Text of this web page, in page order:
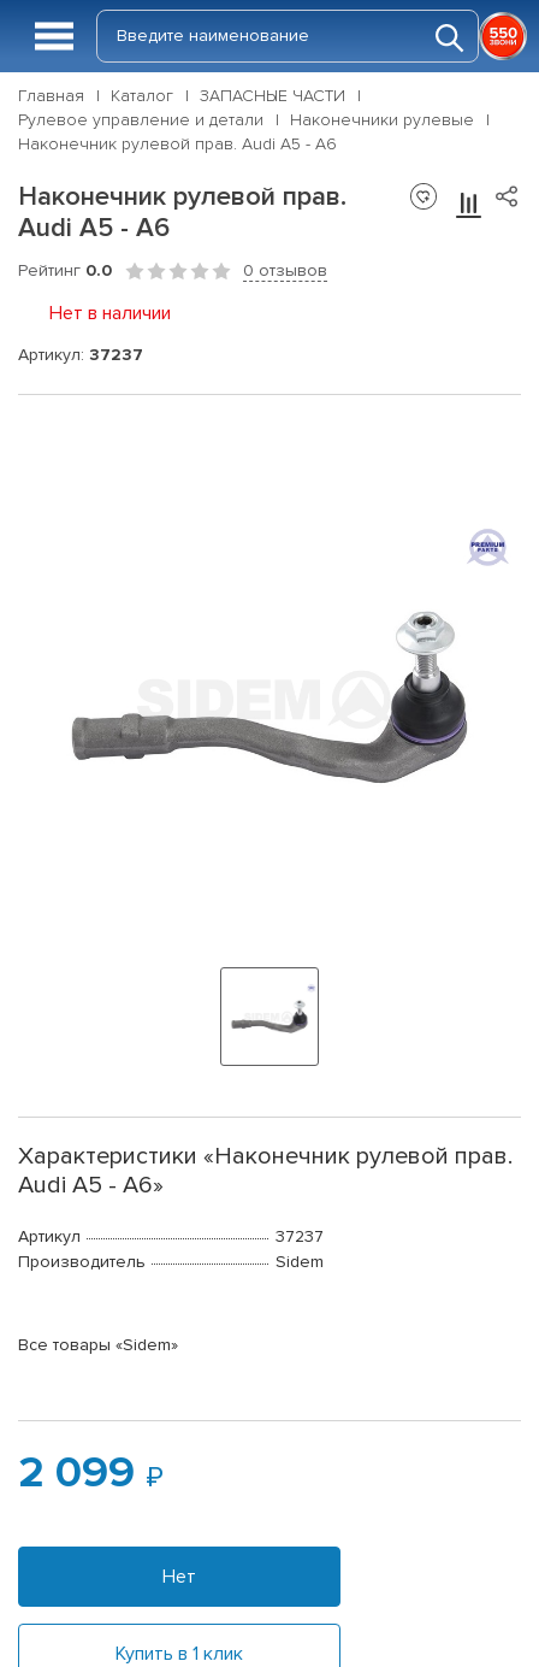
Главная Каталог
ЗАПАСНЫЕ ЧАСТИ
Рулевое управление и детали
Наконечники рулевые
Наконечник рулевой прав. Audi A5 - A6
Наконечник рулевой прав.
Audi A5 - A6
Рейтинг 0.0 0 отзывов
Нет в наличии
Артикул: 37237
Характеристики «Наконечник рулевой прав.
Audi A5 - A6»
Артикул
37237
Производитель
Sidem
Все товары «Sidem»
2 099
Нет
Купить в 1 клик